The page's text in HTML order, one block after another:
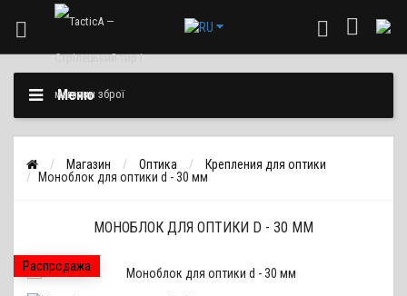
Меню
Магазин Оптика
Крепления для оптики
Моноблок для оптики d - 30 мм
МОНОБЛОК ДЛЯ ОПТИКИ D - 30 ММ
Распродажа